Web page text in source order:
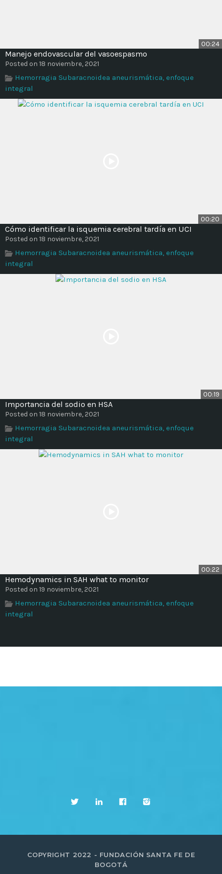
00:24
Manejo endovascular del vasoespasmo
Posted on 18 noviembre, 2021
Hemorragia Subaracnoidea aneurismática, enfoque
integral
00:20
Cómo identificar la isquemia cerebral tardía en UCI
Posted on 18 noviembre, 2021
Hemorragia Subaracnoidea aneurismática, enfoque
integral
00:19
Importancia del sodio en HSA
Posted on 18 noviembre, 2021
Hemorragia Subaracnoidea aneurismática, enfoque
integral
00:22
Hemodynamics in SAH what to monitor
Posted on 19 noviembre, 2021
Hemorragia Subaracnoidea aneurismática, enfoque
integral
COPYRIGHT 2022 - FUNDACIÓN SANTA FE DE
BOGOTÁ